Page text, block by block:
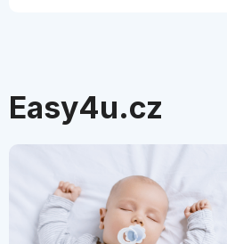
Easy4u.cz